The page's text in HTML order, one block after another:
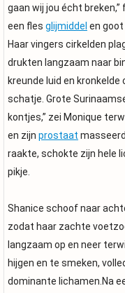
gaan wij jou écht
een fles glijmiddel en goot
Haar vingers cirkelden
drukten langzaam naar
kreunde luid en kronkelde
schatje. Grote
kontjes,” zei Monique
en zijn prostaat
raakte, schokte zijn hele
pikje.
Shanice schoof naar
zodat haar zachte
langzaam op en neer
hijgen en te smeken,
dominante lichamen.Na